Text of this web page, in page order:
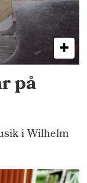
på
i Wilhelm